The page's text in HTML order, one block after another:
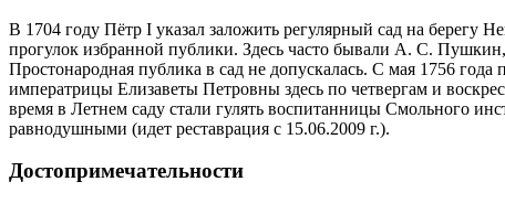
В 1704 году Пётр I указал заложить регулярный сад на берегу
прогулок избранной публики. Здесь часто бывали А. С.
Простонародная публика в сад не допускалась. С мая 1756 года
императрицы Елизаветы Петровны здесь по четвергам и
время в Летнем саду стали гулять воспитанницы Смольного
равнодушными (идет реставрация с 15.06.2009 г.).
Достопримечательности